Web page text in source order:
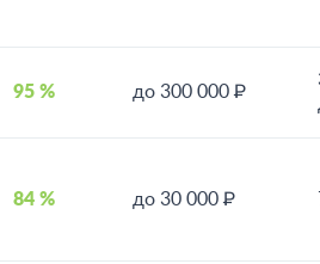
95 % до 300 000 ₽
84 % до 30 000 ₽